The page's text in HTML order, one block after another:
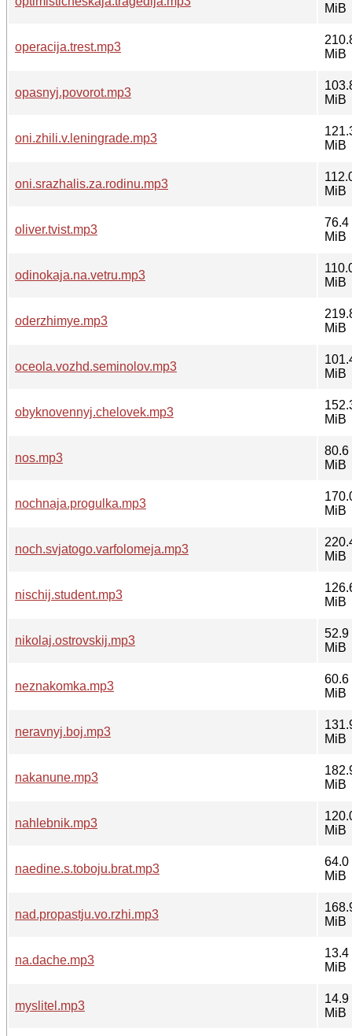
MiB
operacija.trest.mp3
MiB
opasnyj.povorot.mp3
MiB
oni.zhili.v.leningrade.mp3
MiB
oni.srazhalis.za.rodinu.mp3
MiB
oliver.tvist.mp3
76.4
MiB
odinokaja.na.vetru.mp3
MiB
oderzhimye.mp3
MiB
oceola.vozhd.seminolov.mp3
MiB
obyknovennyj.chelovek.mp3
MiB
nos.mp3
80.6
MiB
nochnaja.progulka.mp3
MiB
noch.svjatogo.varfolomeja.mp3
MiB
nischij.student.mp3
MiB
nikolaj.ostrovskij.mp3
52.9
MiB
neznakomka.mp3
60.6
MiB
neravnyj.boj.mp3
MiB
nakanune.mp3
MiB
nahlebnik.mp3
MiB
naedine.s.toboju.brat.mp3
64.0
MiB
nad.propastju.vo.rzhi.mp3
MiB
na.dache.mp3
13.4
MiB
myslitel.mp3
14.9
MiB